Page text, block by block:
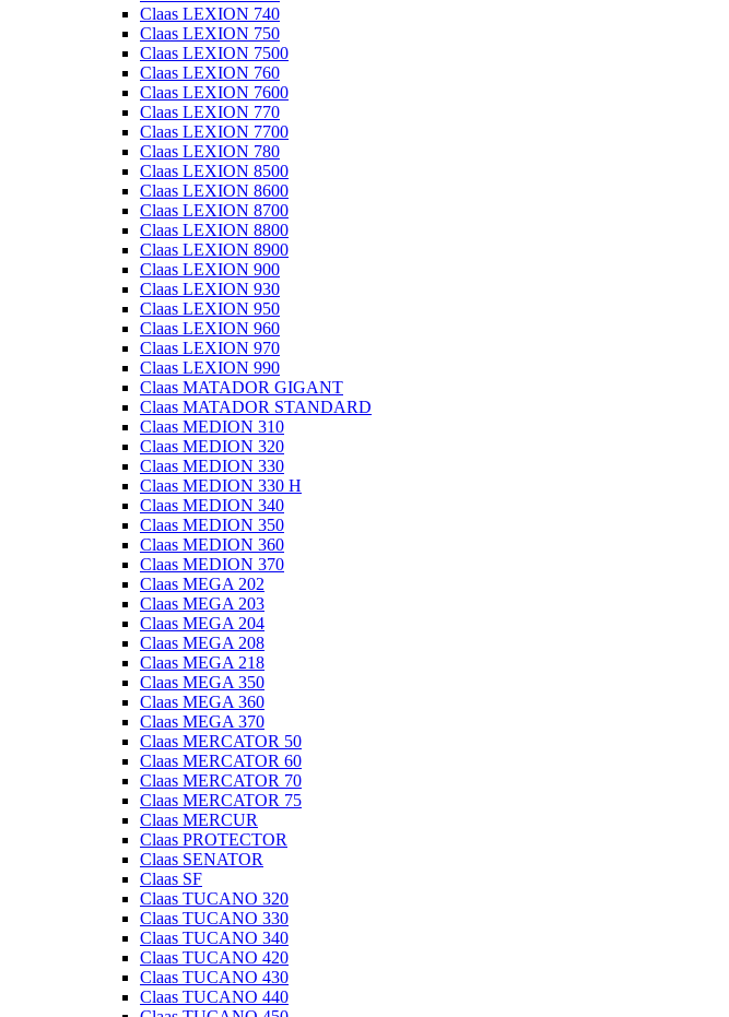
Claas LEXION 740
Claas LEXION 750
Claas LEXION 7500
Claas LEXION 760
Claas LEXION 7600
Claas LEXION 770
Claas LEXION 7700
Claas LEXION 780
Claas LEXION 8500
Claas LEXION 8600
Claas LEXION 8700
Claas LEXION 8800
Claas LEXION 8900
Claas LEXION 900
Claas LEXION 930
Claas LEXION 950
Claas LEXION 960
Claas LEXION 970
Claas LEXION 990
Claas MATADOR GIGANT
Claas MATADOR STANDARD
Claas MEDION 310
Claas MEDION 320
Claas MEDION 330
Claas MEDION 330 H
Claas MEDION 340
Claas MEDION 350
Claas MEDION 360
Claas MEDION 370
Claas MEGA 202
Claas MEGA 203
Claas MEGA 204
Claas MEGA 208
Claas MEGA 218
Claas MEGA 350
Claas MEGA 360
Claas MEGA 370
Claas MERCATOR 50
Claas MERCATOR 60
Claas MERCATOR 70
Claas MERCATOR 75
Claas MERCUR
Claas PROTECTOR
Claas SENATOR
Claas SF
Claas TUCANO 320
Claas TUCANO 330
Claas TUCANO 340
Claas TUCANO 420
Claas TUCANO 430
Claas TUCANO 440